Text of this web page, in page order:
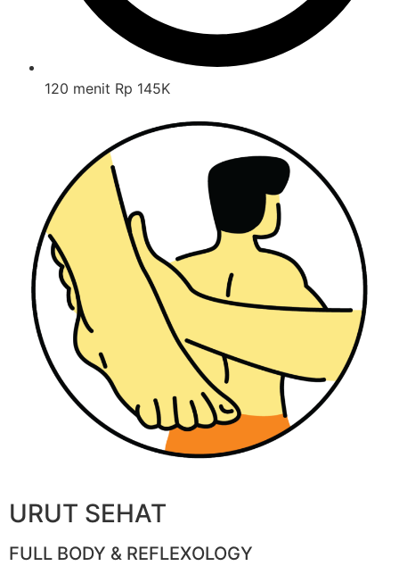
120 menit Rp 145K
URUT SEHAT
FULL BODY & REFLEXOLOGY